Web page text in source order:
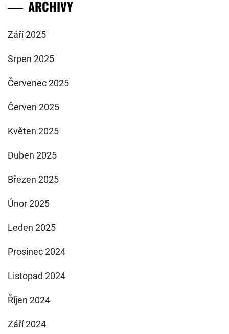
ARCHIVY
Září 2025
Srpen 2025
Červenec 2025
Červen 2025
Květen 2025
Duben 2025
Březen 2025
Únor 2025
Leden 2025
Prosinec 2024
Listopad 2024
Říjen 2024
Září 2024